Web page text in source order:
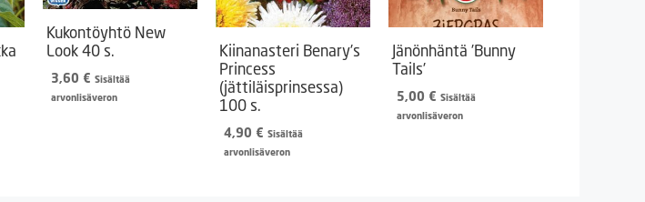
Kukontöyhtö New
Look 40 s.
3,60 € Sisältää
arvonlisäveron
Kiinanasteri Benary’s
Princess
(jättiläisprinsessa)
100 s.
4,90 € Sisältää
arvonlisäveron
Jänönhäntä ’Bunny
Tails’
5,00 € Sisältää
arvonlisäveron